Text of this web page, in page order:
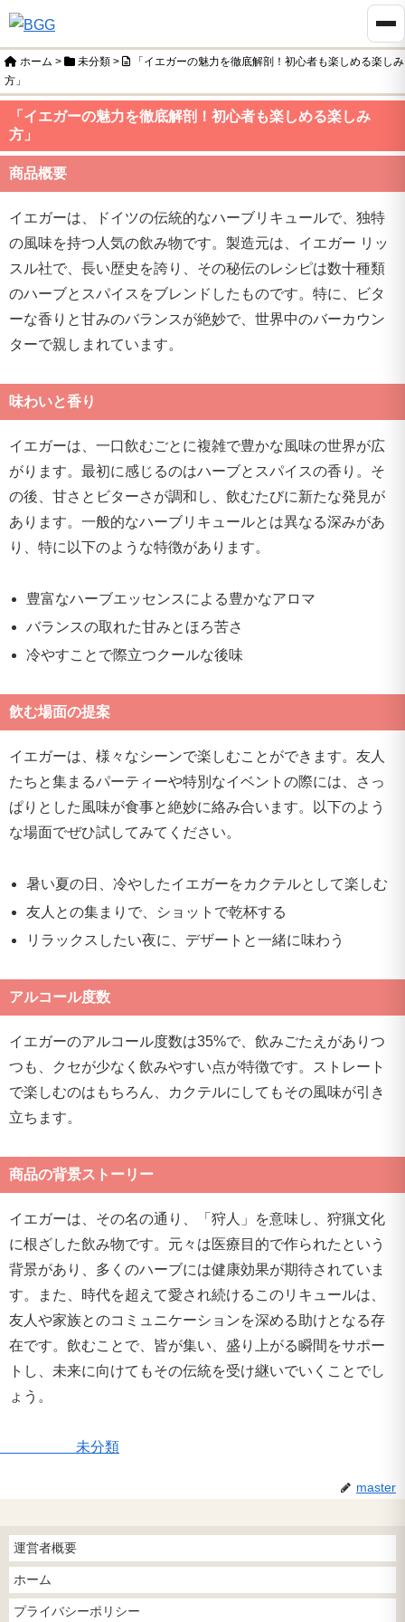
ホーム > 未分類 >
「イエガーの魅力を徹底解剖！初心者も楽しめる楽しみ
方」
「イエガーの魅力を徹底解剖！初心者も楽しめる楽しみ
方」
商品概要
イエガーは、ドイツの伝統的なハーブリキュールで、独特
の風味を持つ人気の飲み物です。製造元は、イエガー リッ
スル社で、長い歴史を誇り、その秘伝のレシピは数十種類
のハーブとスパイスをブレンドしたものです。特に、ビタ
ーな香りと甘みのバランスが絶妙で、世界中のバーカウン
ターで親しまれています。
味わいと香り
イエガーは、一口飲むごとに複雑で豊かな風味の世界が広
がります。最初に感じるのはハーブとスパイスの香り。そ
の後、甘さとビターさが調和し、飲むたびに新たな発見が
あります。一般的なハーブリキュールとは異なる深みがあ
り、特に以下のような特徴があります。
豊富なハーブエッセンスによる豊かなアロマ
バランスの取れた甘みとほろ苦さ
冷やすことで際立つクールな後味
飲む場面の提案
イエガーは、様々なシーンで楽しむことができます。友人
たちと集まるパーティーや特別なイベントの際には、さっ
ぱりとした風味が食事と絶妙に絡み合います。以下のよう
な場面でぜひ試してみてください。
暑い夏の日、冷やしたイエガーをカクテルとして楽しむ
友人との集まりで、ショットで乾杯する
リラックスしたい夜に、デザートと一緒に味わう
アルコール度数
イエガーのアルコール度数は35%で、飲みごたえがありつ
つも、クセが少なく飲みやすい点が特徴です。ストレート
で楽しむのはもちろん、カクテルにしてもその風味が引き
立ちます。
商品の背景ストーリー
イエガーは、その名の通り、「狩人」を意味し、狩猟文化
に根ざした飲み物です。元々は医療目的で作られたという
背景があり、多くのハーブには健康効果が期待されていま
す。また、時代を超えて愛され続けるこのリキュールは、
友人や家族とのコミュニケーションを深める助けとなる存
在です。飲むことで、皆が集い、盛り上がる瞬間をサポー
トし、未来に向けてもその伝統を受け継いでいくことでし
ょう。
未分類
master
運営者概要
ホーム
プライバシーポリシー